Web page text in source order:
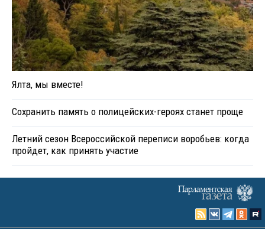
Ялта, мы вместе!
Сохранить память о полицейских-героях станет проще
Летний сезон Всероссийской переписи воробьев: когда
пройдет, как принять участие